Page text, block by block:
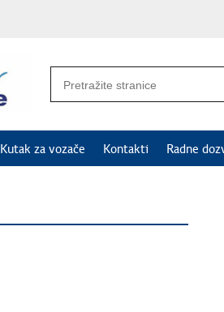
Kutak za vozače Kontakti Radne